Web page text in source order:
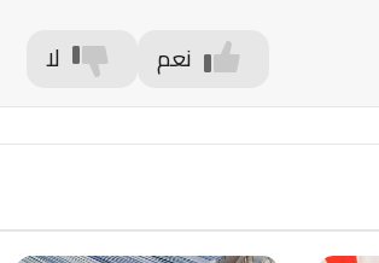
نعم لا